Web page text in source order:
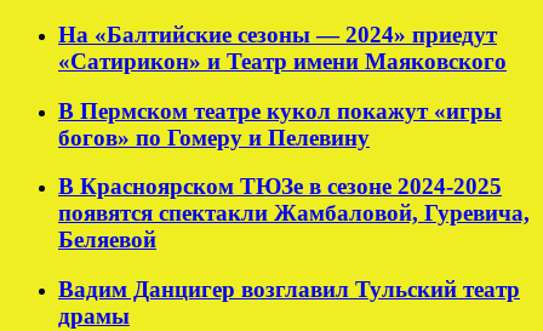
На «Балтийские сезоны — 2024» приедут
«Сатирикон» и Театр имени Маяковского
В Пермском театре кукол покажут «игры
богов» по Гомеру и Пелевину
В Красноярском ТЮЗе в сезоне 2024-2025
появятся спектакли Жамбаловой, Гуревича,
Беляевой
Вадим Данцигер возглавил Тульский театр
драмы